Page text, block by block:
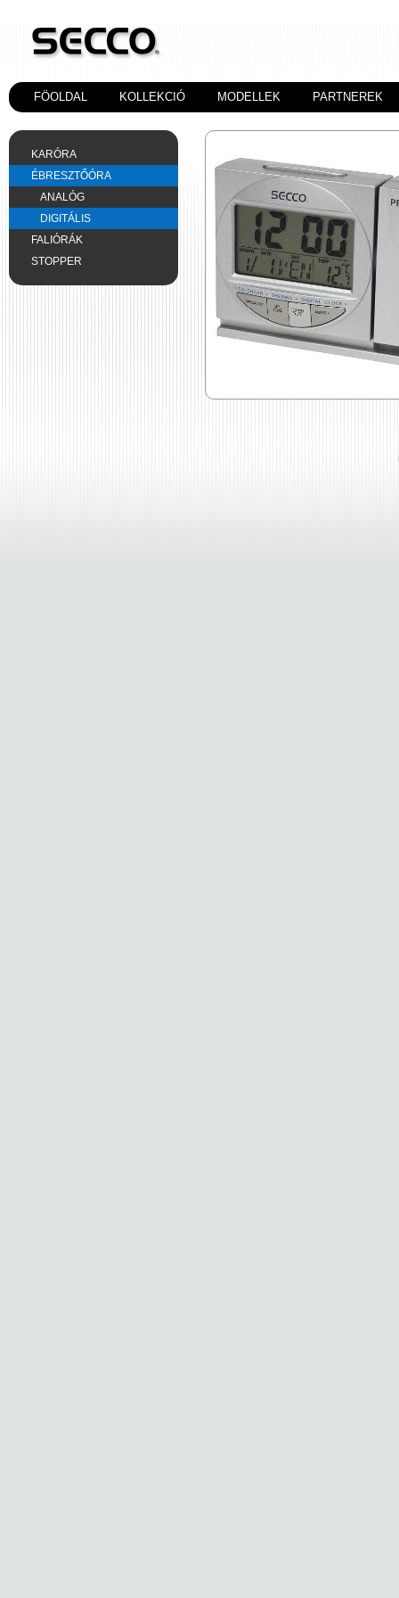
FÖOLDAL KOLLEKCIÓ MODELLEK PARTNEREK
KARÓRA
ÉBRESZTŐÓRA
ANALÓG
DIGITÁLIS
FALIÓRÁK
STOPPER